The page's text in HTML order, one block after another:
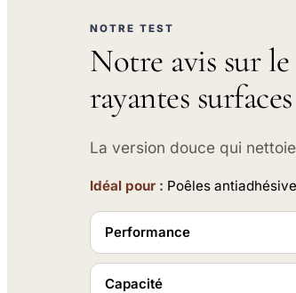
NOTRE TEST
Notre avis sur
rayantes
La version douce qui
Idéal pour : Poêles
Performance
Capacité